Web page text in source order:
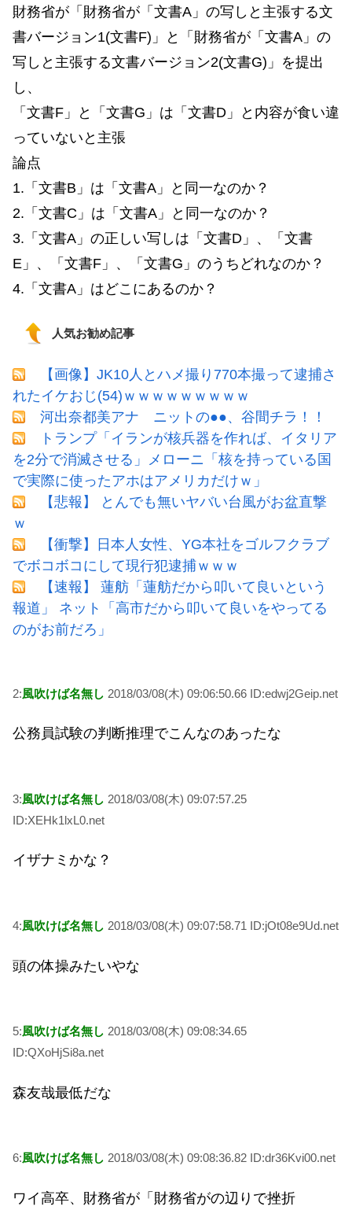
財務省が「財務省が「文書A」の写しと主張する文
書バージョン1(文書F)」と「財務省が「文書A」の
写しと主張する文書バージョン2(文書G)」を提出
し、
「文書F」と「文書G」は「文書D」と内容が食い違
っていないと主張
論点
1.「文書B」は「文書A」と同一なのか？
2.「文書C」は「文書A」と同一なのか？
3.「文書A」の正しい写しは「文書D」、「文書
E」、「文書F」、「文書G」のうちどれなのか？
4.「文書A」はどこにあるのか？
人気お勧め記事
【画像】JK10人とハメ撮り770本撮って逮捕さ
れたイケおじ(54)ｗｗｗｗｗｗｗｗｗ
河出奈都美アナ ニットの●●、谷間チラ！！
トランプ「イランが核兵器を作れば、イタリア
を2分で消滅させる」メローニ「核を持っている国
で実際に使ったアホはアメリカだけｗ」
【悲報】 とんでも無いヤバい台風がお盆直撃
ｗ
【衝撃】日本人女性、YG本社をゴルフクラブ
でボコボコにして現行犯逮捕ｗｗｗ
【速報】 蓮舫「蓮舫だから叩いて良いという
報道」 ネット「高市だから叩いて良いをやってる
のがお前だろ」
2:風吹けば名無し 2018/03/08(木) 09:06:50.66 ID:edwj2Geip.net
公務員試験の判断推理でこんなのあったな
3:風吹けば名無し 2018/03/08(木) 09:07:57.25
ID:XEHk1lxL0.net
イザナミかな？
4:風吹けば名無し 2018/03/08(木) 09:07:58.71 ID:jOt08e9Ud.net
頭の体操みたいやな
5:風吹けば名無し 2018/03/08(木) 09:08:34.65
ID:QXoHjSi8a.net
森友哉最低だな
6:風吹けば名無し 2018/03/08(木) 09:08:36.82 ID:dr36Kvi00.net
ワイ高卒、財務省が「財務省がの辺りで挫折